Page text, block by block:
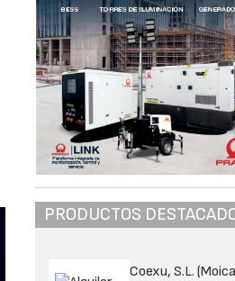
PRODUCTOS
Coexu, S.L.